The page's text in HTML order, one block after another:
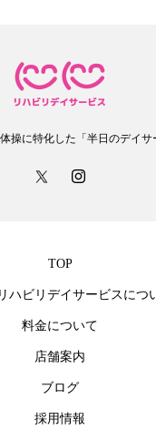
操に特化した「半日のデイサ
TOP
ハビリデイサービスにつ
料金について
店舗案内
ブログ
採用情報